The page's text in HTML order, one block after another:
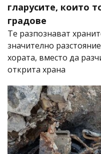
гларусите, които
градове
Те разпознават
значително
хората, вместо да
открита храна